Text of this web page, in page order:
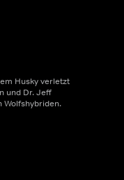
Husky verletzt
und Dr. Jeff
Wolfshybriden.